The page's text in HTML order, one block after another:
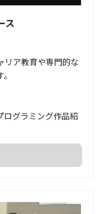
ス
リア教育や専門的な
ログラミング作品紹